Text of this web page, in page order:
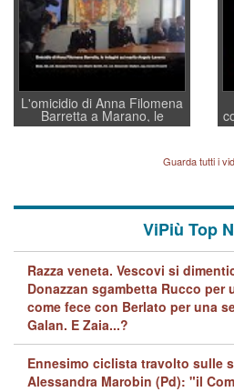
L'omicidio di Anna Filomena
Barretta a Marano, le
indagini dei carabinieri di
Lavarra: più avvincenti di
quelle di... Barbara D'UrsoGuarda tutti i
ViPiù Top
Razza veneta. Vescovi si
Donazzan sgambetta Rucco
come fece con Berlato per una
Galan. E Zaia...?
Ennesimo ciclista travolto sulle
Alessandra Marobin (Pd): "il